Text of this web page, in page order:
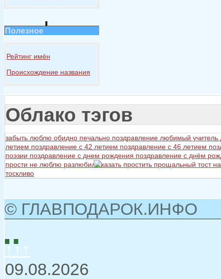
Полезное
Рейтинг имён
Происхождение названия
Облако тэгов
забыть люблю обидно печально поздравление любимый учитель
летием поздравление с 42 летием поздравление с 46 летием
поэзии поздравление с днем рождения поздравление с днём
прости не люблю разлюбил сказать простить прощальный тост
тоскливо
© ГЛАВПОДАРОК.ИНФО
↑↑↑
09.08.2026